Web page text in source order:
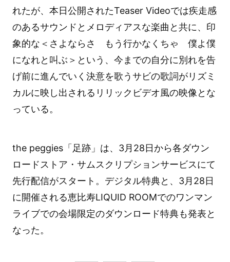
れたが、本日公開されたTeaser Videoでは疾走感
のあるサウンドとメロディアスな楽曲と共に、印
象的な＜さよならさ もう行かなくちゃ 僕よ僕
になれと叫ぶ＞という、今までの自分に別れを告
げ前に進んでいく決意を歌うサビの歌詞がリズミ
カルに映し出されるリリックビデオ風の映像とな
っている。
the peggies「足跡」は、3月28日から各ダウン
ロードストア・サムスクリプションサービスにて
先行配信がスタート。デジタル特典と、3月28日
に開催される恵比寿LIQUID ROOMでのワンマン
ライブでの会場限定のダウンロード特典も発表と
なった。